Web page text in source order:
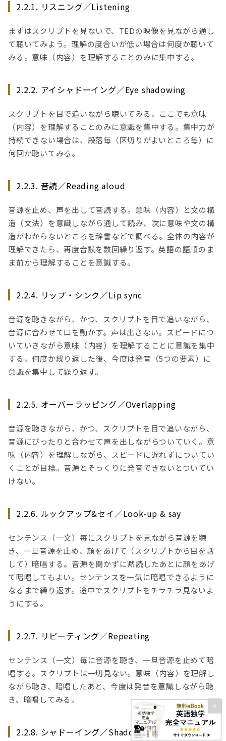
2.2.1. リスニング／Listening
まずはスクリプトを見ないで、TEDの映像を見ながら通し
て聴いてみよう。理解の度合いが低い場合は何度か聴いて
みる。意味（内容）を理解することのみに集中する。
2.2.2. アイシャドーイング／Eye shadowing
スクリプトを目で追いながら聴いてみる。ここでも意味
（内容）を理解することのみに意識を集中する。集中力が
持続できない場合は、段落毎（区切りがよいところ毎）に
何回か聴いてみる。
2.2.3. 音読／Reading aloud
音源を止め、声を出して音読する。意味（内容）と文の構
造（文法）を意識しながら通して読み、次に意味や文の構
造がわからないところを辞書などで調べる。全体の内容が
理解できたら、再度音読を数回繰り返す。英語の語順のま
ま前から理解することを意識する。
2.2.4. リップ・シンク／Lip sync
音源を聴きながら、かつ、スクリプトを目で追いながら、
音源に合わせて口を動かす。声は出さない。スピードにつ
いていきながら意味（内容）を理解することに意識を集中
する。何度か繰り返した後、今度は発音（5つの要素）に
意識を集中して繰り返す。
2.2.5. オーバーラッピング／Overlapping
音源を聴きながら、かつ、スクリプトを目で追いながら、
音源にぴったりと合わせて声を出しながらついていく。意
味（内容）を理解しながら、スピードに遅れずについてい
くことが目標。音源とそっくりに発音できないとついてい
けない。
2.2.6. ルックアップ&セイ／Look-up & say
センテンス（一文）毎にスクリプトを見ながら音源を聴
き、一旦音源を止め、顔をあげて（スクリプトから目を話
して）暗唱する。音源を聞かずに黙読したあとに顔をあげ
て暗唱してもよい。センテンスを一気に暗唱できるように
なるまで繰り返す。途中でスクリプトをチラチラ見ないよ
うにする。
2.2.7. リピーティング／Repeating
センテンス（一文）毎に音源を聴き、一旦音源を止めて暗
唱する。スクリプトは一切見ない。意味（内容）を理解し
ながら聴き、暗唱したあと、今度は発音を意識しながら聴
き、暗唱してみる。
2.2.8. シャドーイング／Shadowing